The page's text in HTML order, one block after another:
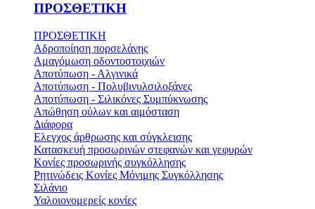
ΠΡΟΣΘΕΤΙΚΗ
ΠΡΟΣΘΕΤΙΚΗ
Αδροποίηση πορσελάνης
Αμαγόμωση οδοντοστοιχιών
Αποτύπωση - Αλγινικά
Αποτύπωση - Πολυβινυλσιλοξάνες
Αποτύπωση - Σιλικόνες Συμπύκνωσης
Απώθηση ούλων και αιμόσταση
Διάφορα
Ελεγχος άρθρωσης και σύγκλεισης
Κατασκευή προσωρινών στεφανών και γεφυρών
Κονίες προσωρινής συγκόλλησης
Ρητινώδεις Κονίες Μόνιμης Συγκόλλησης
Σιλάνιο
Υαλοιονομερείς κονίες